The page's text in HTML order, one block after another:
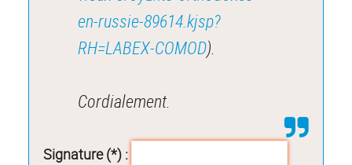
en-russie-89614.kjsp?
RH=LABEX-COMOD).
Cordialement.
Signature (*) :